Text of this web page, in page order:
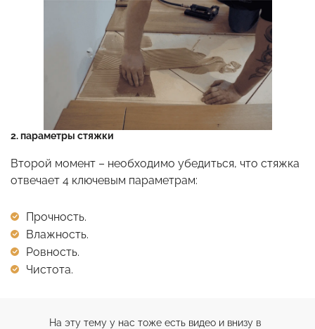
2. параметры стяжки
Второй момент – необходимо убедиться, что стяжка
отвечает 4 ключевым параметрам:
Прочность.
Влажность.
Ровность.
Чистота.
На эту тему у нас тоже есть видео и внизу в